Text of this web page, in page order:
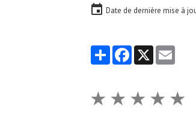
Date de dernière mise à
PartagerFacebook
X
★ ★ ★ ★ ★